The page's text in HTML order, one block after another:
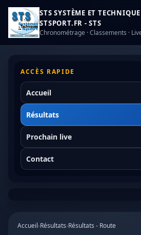
STS SYSTÈME ET
STSPORT.FR - STS
Chronométrage · Classements ·
ACCÈS RAPIDE
Accueil
Résultats
Prochain live
Contact
Accueil›Résultats›Résultats - Route